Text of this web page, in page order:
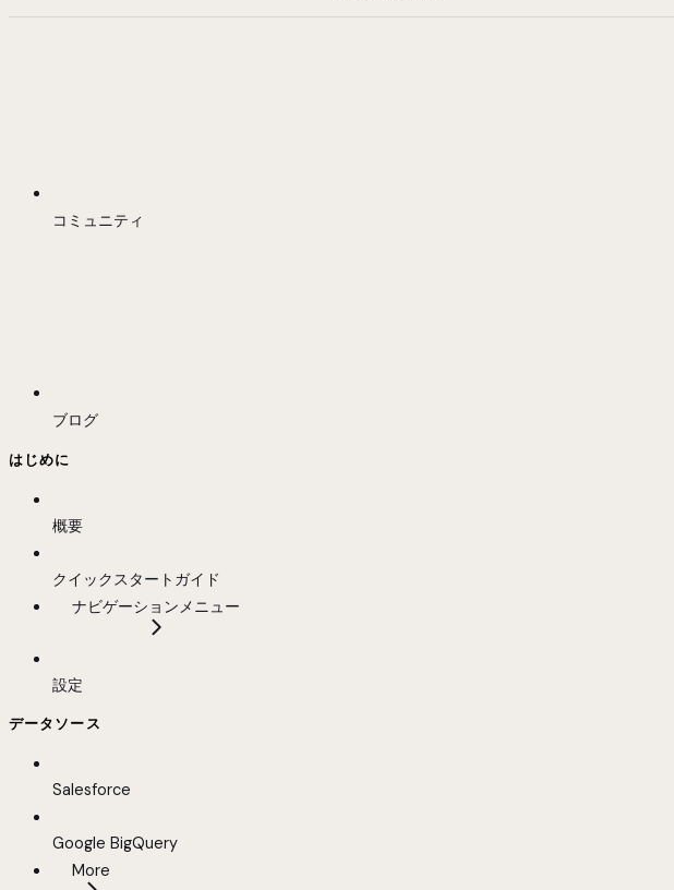
コミュニティ
ブログ
はじめに
概要
クイックスタートガイド
ナビゲーションメニュー
設定
データソース
Salesforce
Google BigQuery
More